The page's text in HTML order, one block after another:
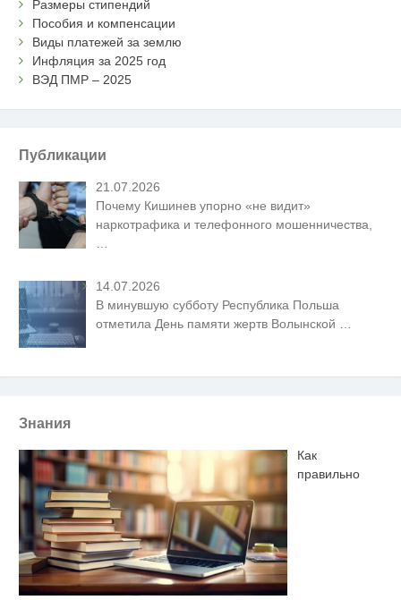
Размеры стипендий
Пособия и компенсации
Виды платежей за землю
Инфляция за 2025 год
ВЭД ПМР – 2025
Публикации
21.07.2026
Почему Кишинев упорно «не видит»
наркотрафика и телефонного мошенничества,
14.07.2026
В минувшую субботу Республика Польша
отметила День памяти жертв Волынской
Знания
Как
правильно